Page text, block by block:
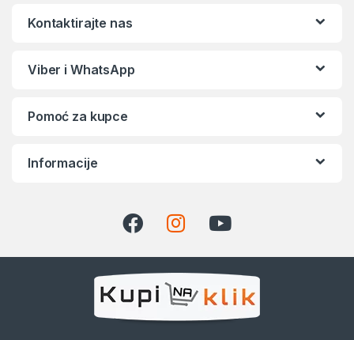
Kontaktirajte nas
Viber i WhatsApp
Pomoć za kupce
Informacije